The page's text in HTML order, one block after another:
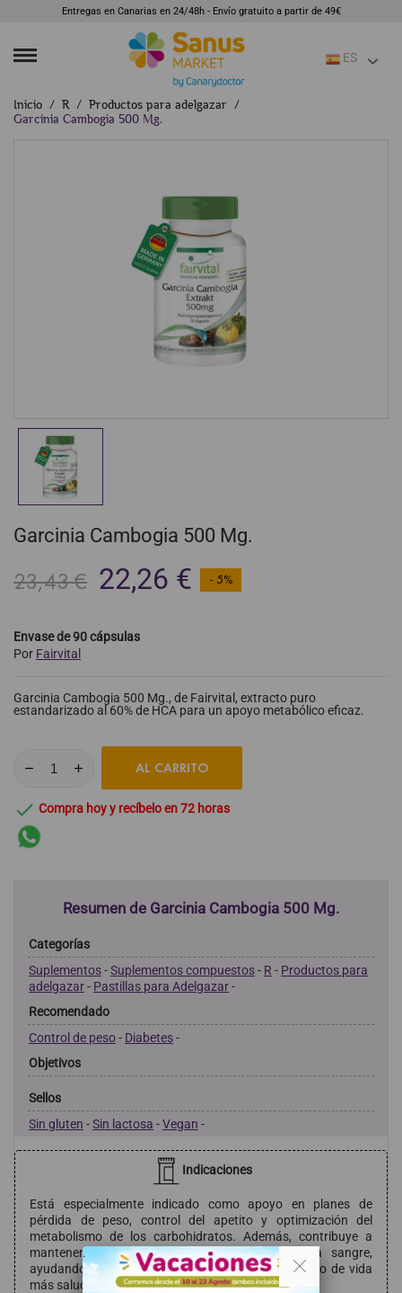
Entregas en Canarias en 24/48h - Envío gratuito a partir de 49€
ES
Inicio R
Productos para adelgazar
Garcinia Cambogia 500 Mg.
Garcinia Cambogia 500 Mg.
23,43 € 22,26 € - 5%
Envase de 90 cápsulas
Por Fairvital
Garcinia Cambogia 500 Mg., de Fairvital, extracto puro
estandarizado al 60% de HCA para un apoyo metabólico eficaz.
AL CARRITO
 Compra hoy y recíbelo en 72 horas
Resumen de Garcinia Cambogia 500 Mg.
Categorías
Suplementos-Suplementos compuestos- R - Productos para
adelgazar- Pastillas para Adelgazar-
Recomendado
Control de peso- Diabetes-
Objetivos
Sellos
Sin gluten -Sin lactosa -Vegan -
Indicaciones
Está especialmente indicado como apoyo en planes de
pérdida de peso, control del apetito y optimización del
metabolismo de los carbohidratos. Además, contribuye a
mantener estables los niveles de azúcar en la sangre,
ayudando a evitar los antojos y facilitando un estilo de vida
más saludable y equilibrado.
. .